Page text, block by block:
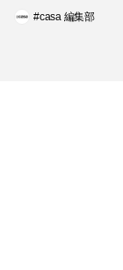
#casa 編集部